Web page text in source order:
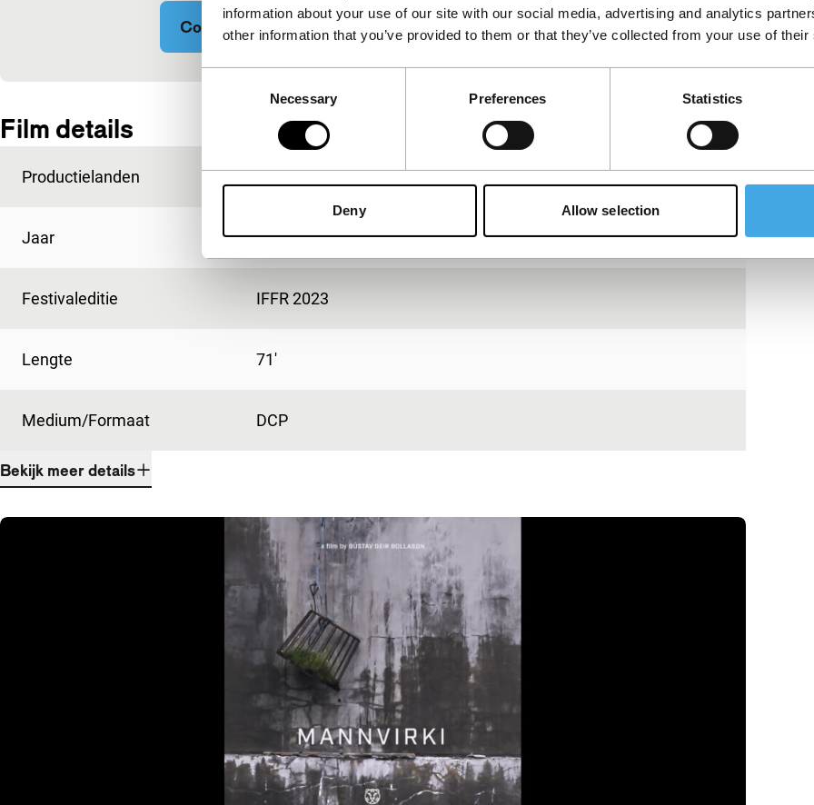
information about your use of our site with our social media, advertising and analytics
other information that you’ve provided to them or that they’ve collected from your use of
Necessary Preferences Statistics
Deny Allow selection
Cookie-instellingen wijzigen Bekijk op YouTube
Ingesloten inhoud van YouTube overgeslagen.
Film details
Productielanden Frankrijk,IJsland
Jaar 2023
Festivaleditie IFFR 2023
Lengte 71'
Medium/Formaat DCP
Bekijk meer details